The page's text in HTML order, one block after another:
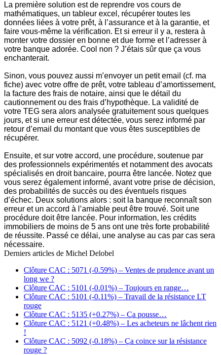
La première solution est de reprendre vos cours de
mathématiques, un tableur excel, récupérer toutes les
données liées à votre prêt, à l’assurance et à la garantie, et
faire vous-même la vérification. Et si erreur il y a, restera à
monter votre dossier en bonne et due forme et l’adresser à
votre banque adorée. Cool non ? J’étais sûr que ça vous
enchanterait.
Sinon, vous pouvez aussi m’envoyer un petit email (cf. ma
fiche) avec votre offre de prêt, votre tableau d’amortissement,
la facture des frais de notaire, ainsi que le détail du
cautionnement ou des frais d’hypothèque. La validité de
votre TEG sera alors analysée gratuitement sous quelques
jours, et si une erreur est détectée, vous serez informé par
retour d’email du montant que vous êtes susceptibles de
récupérer.
Ensuite, et sur votre accord, une procédure, soutenue par
des professionnels expérimentés et notamment des avocats
spécialisés en droit bancaire, pourra être lancée. Notez que
vous serez également informé, avant votre prise de décision,
des probabilités de succès ou des éventuels risques
d’échec. Deux solutions alors : soit la banque reconnaît son
erreur et un accord à l’amiable peut être trouvé. Soit une
procédure doit être lancée. Pour information, les crédits
immobiliers de moins de 5 ans ont une très forte probabilité
de réussite. Passé ce délai, une analyse au cas par cas sera
nécessaire.
Derniers articles de Michel Delobel
Clôture CAC : 5071 (-0.59%) – Ventes de prudence avant un
long we ?
Clôture CAC : 5101 (-0.01%) – Toujours en range…
Clôture CAC : 5101 (-0.11%) – Travail de la résistance LT
rouge
Clôture CAC : 5135 (+0.27%) – Ça pousse…
Clôture CAC : 5121 (+0.48%) – Les acheteurs ne lâchent rien
!
Clôture CAC : 5092 (-0.18%) – Ça coince sur la résistance
rouge ?